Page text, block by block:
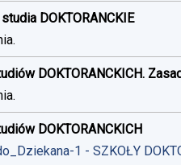
DOKTORANCKIE
DOKTORANCKICH.
DOKTORANCKICH
1 - SZKOŁY